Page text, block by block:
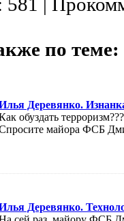
по теме:
Деревянко.
обуздать
майора ФСБ
Деревянко.